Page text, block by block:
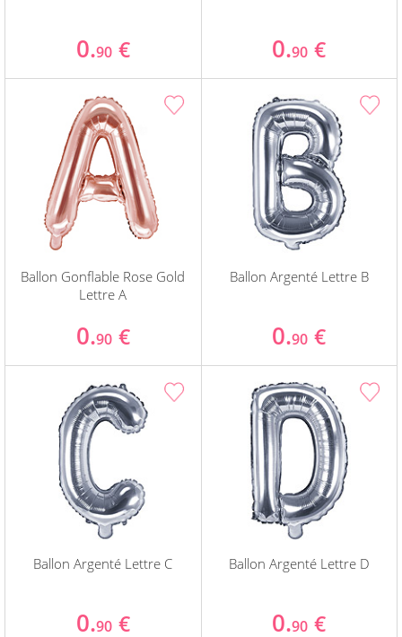
0.90 € 0.90 €
Ballon Gonflable Rose Gold
Lettre A
0.90 €
Ballon Argenté Lettre B
0.90 €
Ballon Argenté Lettre C
0.90 €
Ballon Argenté Lettre D
0.90 €